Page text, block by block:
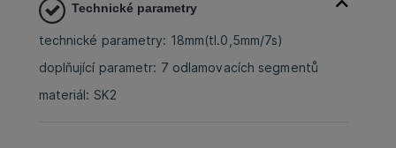
Technické parametry
technické parametry: 18mm(tl.0,5mm/7s)
doplňující parametr: 7 odlamovacích segmentů
materiál: SK2